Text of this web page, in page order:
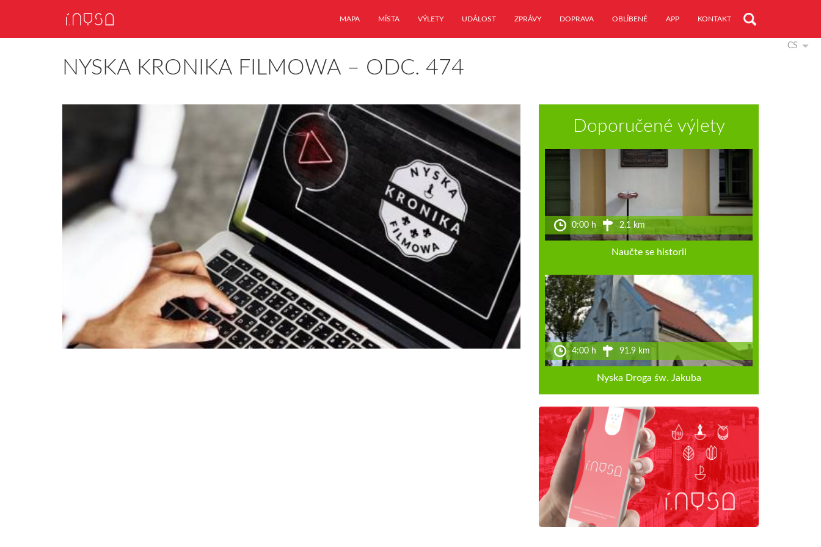
MAPA MÍSTA VÝLETY UDÁLOST ZPRÁVY DOPRAVA OBLÍBENÉ APP KONTAKT
CS
NYSKA KRONIKA FILMOWA – ODC. 474
Doporučené výlety
0:00 h 2.1 km
Naučte se historii
4:00 h 91.9 km
Nyska Droga św. Jakuba